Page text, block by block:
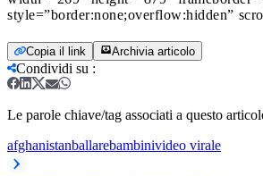
style=”border:none;overflow:hidden”
Copia il link Archivia articolo
Condividi su :
Le parole chiave/tag associati a questo
afghanistanballarebambinivideo virale